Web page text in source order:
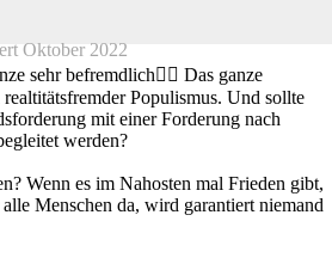
Oktober 2022
sehr befremdlich🙂‍↕️ Das ganze
Populismus. Und sollte
mit einer Forderung nach
werden?
Wenn es im Nahosten mal Frieden gibt,
Menschen da, wird garantiert niemand